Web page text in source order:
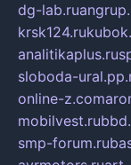
dg-lab.ru
krsk124.ru
analitikaplus.ru
sloboda-
online-z.com
mobilvest.ru
smp-forum.ru